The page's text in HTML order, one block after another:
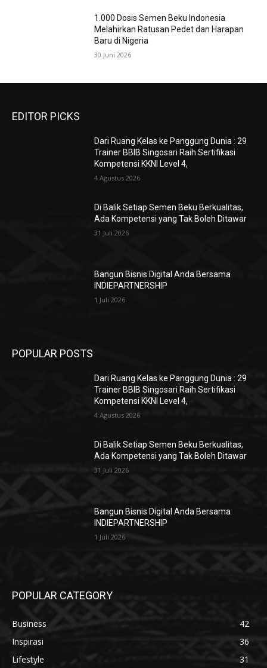
1.000 Dosis Semen Beku Indonesia
Melahirkan Ratusan Pedet dan Harapan
Baru di Nigeria
30 Juni 2026
EDITOR PICKS
Dari Ruang Kelas ke Panggung Dunia : 29
Trainer BBIB Singosari Raih Sertifikasi
Kompetensi KKNI Level 4,
4 Agustus 2026
Di Balik Setiap Semen Beku Berkualitas,
Ada Kompetensi yang Tak Boleh Ditawar
31 Juli 2026
Bangun Bisnis Digital Anda Bersama
INDIEPARTNERSHIP
1 Juli 2026
POPULAR POSTS
Dari Ruang Kelas ke Panggung Dunia : 29
Trainer BBIB Singosari Raih Sertifikasi
Kompetensi KKNI Level 4,
4 Agustus 2026
Di Balik Setiap Semen Beku Berkualitas,
Ada Kompetensi yang Tak Boleh Ditawar
31 Juli 2026
Bangun Bisnis Digital Anda Bersama
INDIEPARTNERSHIP
1 Juli 2026
POPULAR CATEGORY
Business
42
Inspirasi
36
Lifestyle
31